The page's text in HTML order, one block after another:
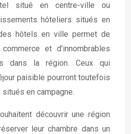
situé en centre-ville ou
hôteliers situés en
hôtels en ville permet de
et d’innombrables
dans la région. Ceux qui
paisible pourront toutefois
en campagne.
découvrir une région
leur chambre dans un